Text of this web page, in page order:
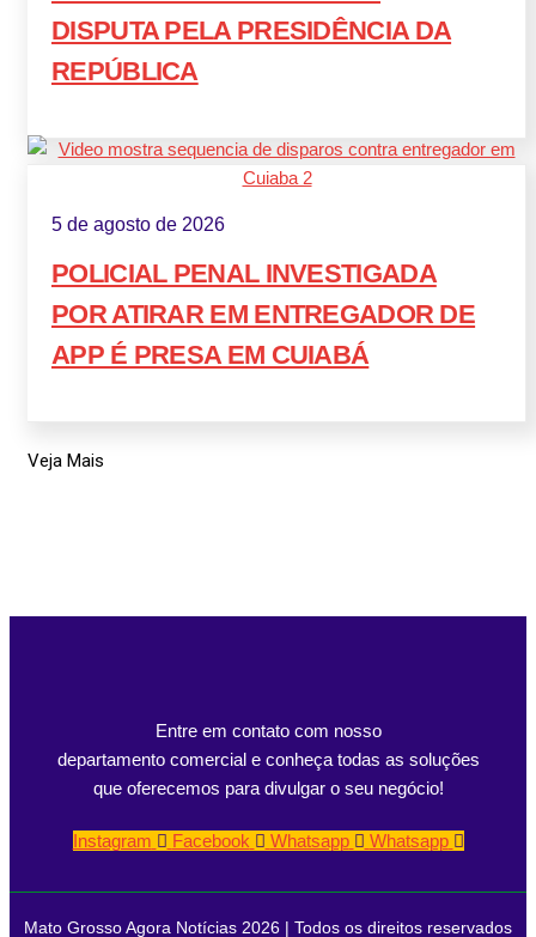
DISPUTA PELA PRESIDÊNCIA DA
REPÚBLICA
5 de agosto de 2026
POLICIAL PENAL INVESTIGADA
POR ATIRAR EM ENTREGADOR DE
APP É PRESA EM CUIABÁ
Veja Mais
Entre em contato com nosso
departamento comercial e conheça todas as soluções
que oferecemos para divulgar o seu negócio!
Instagram Facebook Whatsapp Whatsapp
Mato Grosso Agora Notícias 2026 | Todos os direitos reservados